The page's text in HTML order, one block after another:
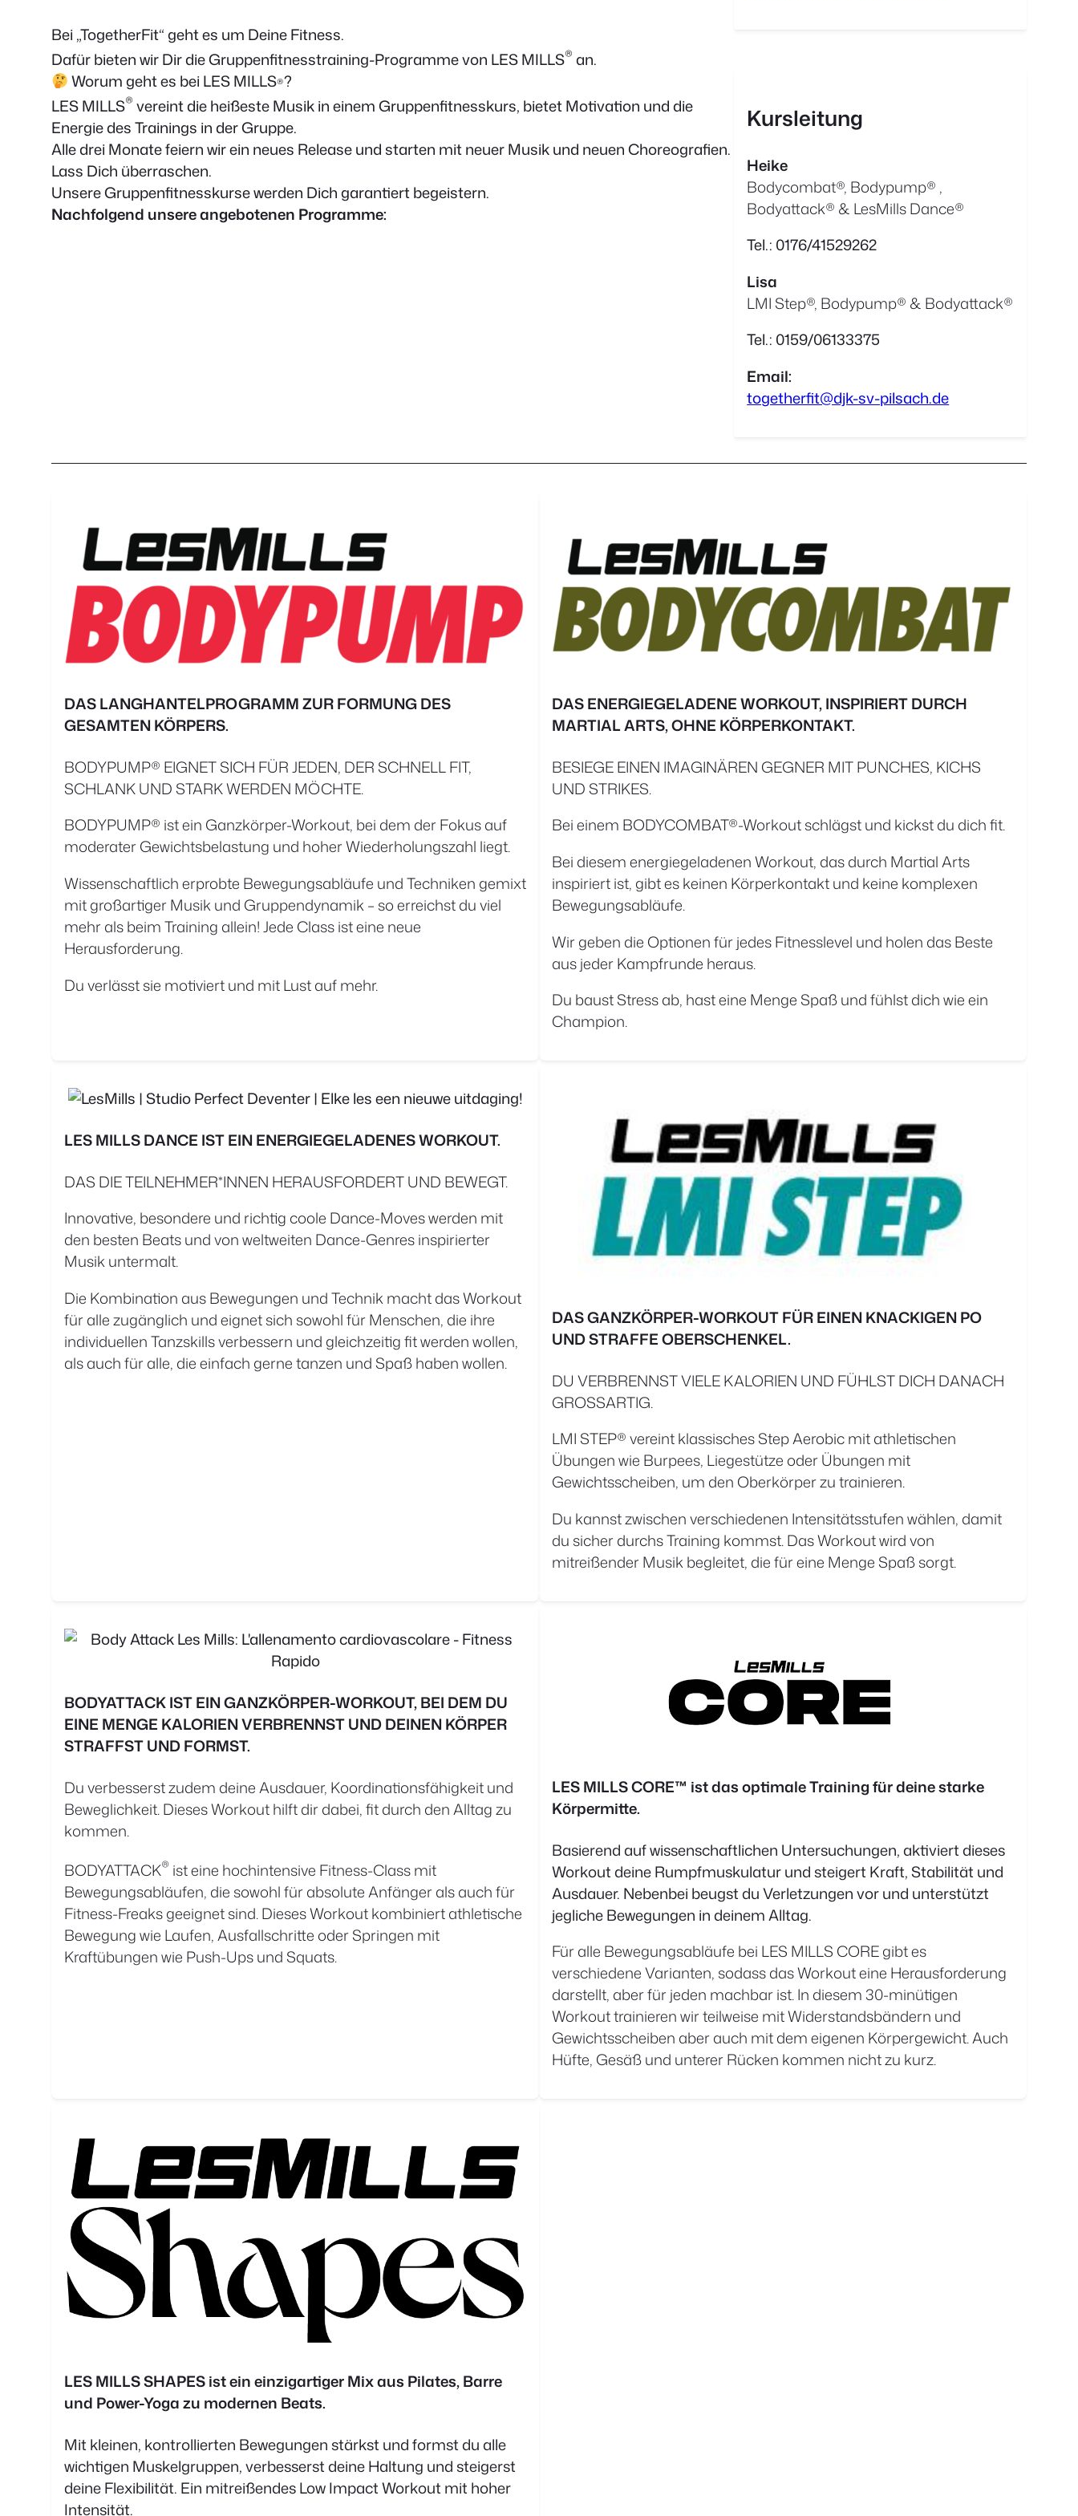
Bei „TogetherFit“ geht es um Deine Fitness.
Dafür bieten wir Dir die Gruppenfitnesstraining-Programme von LES MILLS® an.
Worum geht es bei LES MILLS®?
LES MILLS® vereint die heißeste Musik in einem Gruppenfitnesskurs, bietet Motivation und die
Energie des Trainings in der Gruppe.
Alle drei Monate feiern wir ein neues Release und starten mit neuer Musik und neuen Choreografien.
Lass Dich überraschen.
Unsere Gruppenfitnesskurse werden Dich garantiert begeistern.
Nachfolgend unsere angebotenen Programme:
Kursleitung
Heike
Bodycombat®, Bodypump® ,
Bodyattack® & LesMills Dance®
Tel.: 0176/41529262
Lisa
LMI Step®, Bodypump® & Bodyattack®
Tel.: 0159/06133375
Email:
togetherfit@djk-sv-pilsach.de
DAS LANGHANTELPROGRAMM ZUR FORMUNG DES
GESAMTEN KÖRPERS.
BODYPUMP® EIGNET SICH FÜR JEDEN, DER SCHNELL FIT,
SCHLANK UND STARK WERDEN MÖCHTE.
BODYPUMP® ist ein Ganzkörper-Workout, bei dem der Fokus auf
moderater Gewichtsbelastung und hoher Wiederholungszahl liegt.
Wissenschaftlich erprobte Bewegungsabläufe und Techniken gemixt
mit großartiger Musik und Gruppendynamik – so erreichst du viel
mehr als beim Training allein! Jede Class ist eine neue
Herausforderung.
Du verlässt sie motiviert und mit Lust auf mehr.
DAS ENERGIEGELADENE WORKOUT, INSPIRIERT DURCH
MARTIAL ARTS, OHNE KÖRPERKONTAKT.
BESIEGE EINEN IMAGINÄREN GEGNER MIT PUNCHES, KICHS
UND STRIKES.
Bei einem BODYCOMBAT®-Workout schlägst und kickst du dich fit.
Bei diesem energiegeladenen Workout, das durch Martial Arts
inspiriert ist, gibt es keinen Körperkontakt und keine komplexen
Bewegungsabläufe.
Wir geben die Optionen für jedes Fitnesslevel und holen das Beste
aus jeder Kampfrunde heraus.
Du baust Stress ab, hast eine Menge Spaß und fühlst dich wie ein
Champion.
LES MILLS DANCE IST EIN ENERGIEGELADENES WORKOUT.
DAS DIE TEILNEHMER*INNEN HERAUSFORDERT UND BEWEGT.
Innovative, besondere und richtig coole Dance-Moves werden mit
den besten Beats und von weltweiten Dance-Genres inspirierter
Musik untermalt.
Die Kombination aus Bewegungen und Technik macht das Workout
für alle zugänglich und eignet sich sowohl für Menschen, die ihre
individuellen Tanzskills verbessern und gleichzeitig fit werden wollen,
als auch für alle, die einfach gerne tanzen und Spaß haben wollen.
DAS GANZKÖRPER-WORKOUT FÜR EINEN KNACKIGEN PO
UND STRAFFE OBERSCHENKEL.
DU VERBRENNST VIELE KALORIEN UND FÜHLST DICH DANACH
GROSSARTIG.
LMI STEP® vereint klassisches Step Aerobic mit athletischen
Übungen wie Burpees, Liegestütze oder Übungen mit
Gewichtsscheiben, um den Oberkörper zu trainieren.
Du kannst zwischen verschiedenen Intensitätsstufen wählen, damit
du sicher durchs Training kommst. Das Workout wird von
mitreißender Musik begleitet, die für eine Menge Spaß sorgt.
BODYATTACK IST EIN GANZKÖRPER-WORKOUT, BEI DEM DU
EINE MENGE KALORIEN VERBRENNST UNDDEINEN KÖRPER
STRAFFST UND FORMST.
Du verbesserst zudem deine Ausdauer, Koordinationsfähigkeit und
Beweglichkeit. Dieses Workout hilft dir dabei, fit durch den Alltag zu
kommen.
BODYATTACK® ist eine hochintensive Fitness-Class mit
Bewegungsabläufen, die sowohl für absolute Anfänger als auch für
Fitness-Freaks geeignet sind. Dieses Workout kombiniert athletische
Bewegung wie Laufen, Ausfallschritte oder Springen mit
Kraftübungen wie Push-Ups und Squats.
LES MILLS CORE™ ist das optimale Training für deine starke
Körpermitte.
Basierend auf wissenschaftlichen Untersuchungen, aktiviert dieses
Workout deine Rumpfmuskulatur und steigert Kraft, Stabilität und
Ausdauer. Nebenbei beugst du Verletzungen vor und unterstützt
jegliche Bewegungen in deinem Alltag.
Für alle Bewegungsabläufe bei LES MILLS CORE gibt es
verschiedene Varianten, sodass das Workout eine Herausforderung
darstellt, aber für jeden machbar ist. In diesem 30-minütigen
Workout trainieren wir teilweise mit Widerstandsbändern und
Gewichtsscheiben aber auch mit dem eigenen Körpergewicht. Auch
Hüfte, Gesäß und unterer Rücken kommen nicht zu kurz.
LES MILLS SHAPES ist ein einzigartiger Mix aus Pilates, Barre
und Power-Yoga zu modernen Beats.
Mit kleinen, kontrollierten Bewegungen stärkst und formst du alle
wichtigen Muskelgruppen, verbesserst deine Haltung und steigerst
deine Flexibilität. Ein mitreißendes Low Impact Workout mit hoher
Intensität.